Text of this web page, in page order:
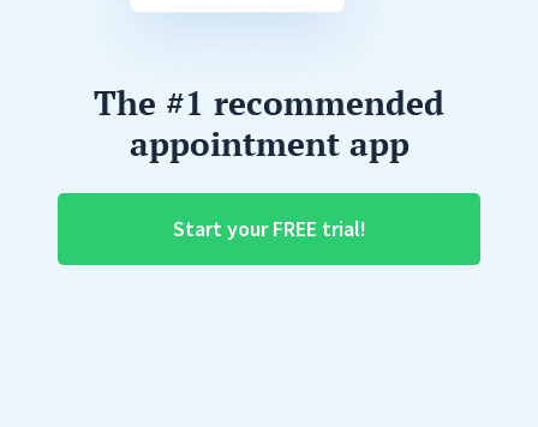
The #1 recommended
appointment app
Start your FREE trial!